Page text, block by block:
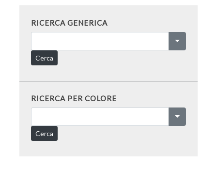
RICERCA GENERICA
Cerca
RICERCA PER COLORE
Cerca